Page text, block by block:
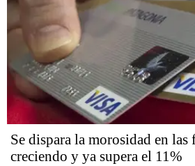
Se dispara la morosidad en
creciendo y ya supera el 11%